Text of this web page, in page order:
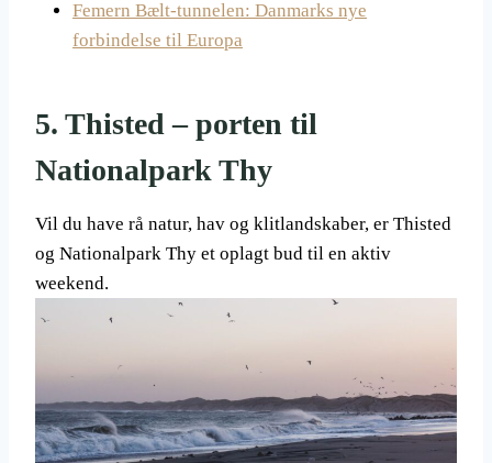
Femern Bælt-tunnelen: Danmarks nye
forbindelse til Europa
5. Thisted – porten til
Nationalpark Thy
Vil du have rå natur, hav og klitlandskaber, er Thisted
og Nationalpark Thy et oplagt bud til en aktiv
weekend.